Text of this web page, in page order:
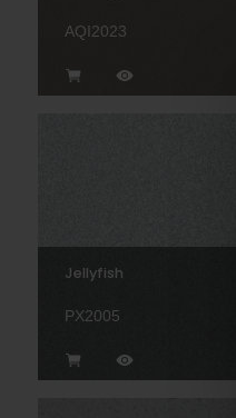
AQI2023
Jellyfish
PX2005